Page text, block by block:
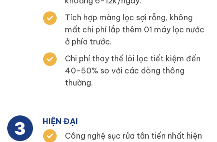
Tích hợp màng lọc sợi rỗng, không
mất chi phí lắp thêm 01 máy lọc nước
ở phía trước.
Chi phí thay thế lõi lọc tiết kiệm đến
40-50% so với các dòng thông
thường.
HIỆN ĐẠI
Công nghệ sục rửa tân tiến nhất hiện